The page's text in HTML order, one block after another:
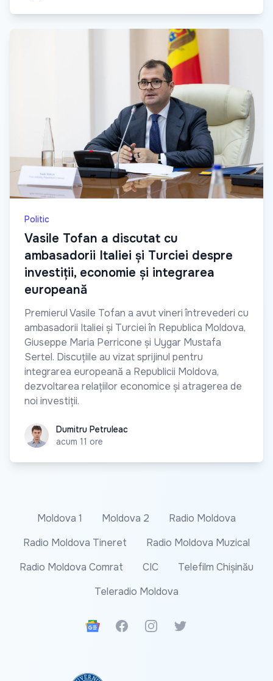
Politic
Vasile Tofan a discutat cu
ambasadorii Italiei și Turciei despre
investiții, economie și integrarea
europeană
Premierul Vasile Tofan a avut vineri întrevederi cu
ambasadorii Italiei și Turciei în Republica Moldova,
Giuseppe Maria Perricone și Uygar Mustafa
Sertel. Discuțiile au vizat sprijinul pentru
integrarea europeană a Republicii Moldova,
dezvoltarea relațiilor economice și atragerea de
noi investiții.
Dumitru Petruleac
Dumitru Petruleac
acum 11 ore
Moldova 1 Moldova 2
Radio Moldova
Radio Moldova Tineret
Radio Moldova Muzical
Radio Moldova Comrat
CIC
Telefilm Chișinău
Teleradio Moldova
Google News
FacebookInstagramTwitter